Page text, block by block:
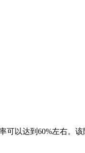
以达到60%左右。